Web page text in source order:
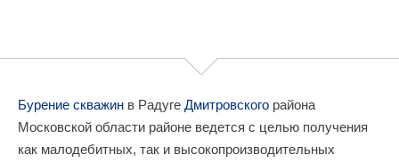
Бурение скважин в Радуге Дмитровского района
Московской области районе ведется с целью получения
как малодебитных, так и высокопроизводительных